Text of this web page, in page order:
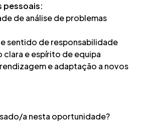
pessoais:
de análise de problemas
sentido de responsabilidade
clara e espírito de equipa
e adaptação a novos
a nesta oportunidade?